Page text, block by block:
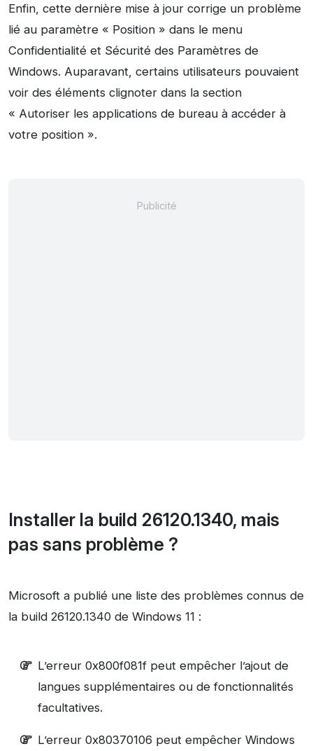
Enfin, cette dernière mise à jour corrige un problème
lié au paramètre « Position » dans le menu
Confidentialité et Sécurité des Paramètres de
Windows. Auparavant, certains utilisateurs pouvaient
voir des éléments clignoter dans la section
« Autoriser les applications de bureau à accéder à
votre position ».
Installer la build 26120.1340, mais
pas sans problème ?
Microsoft a publié une liste des problèmes connus de
la build 26120.1340 de Windows 11 :
L’erreur 0x800f081f peut empêcher l’ajout de
langues supplémentaires ou de fonctionnalités
facultatives.
L’erreur 0x80370106 peut empêcher Windows